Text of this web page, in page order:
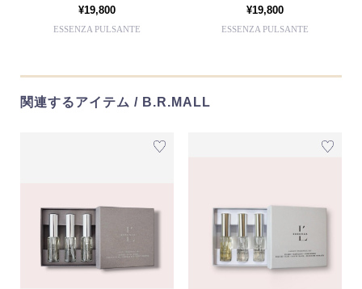
¥19,800
ESSENZA PULSANTE
¥19,800
ESSENZA PULSANTE
関連するアイテム / B.R.MALL